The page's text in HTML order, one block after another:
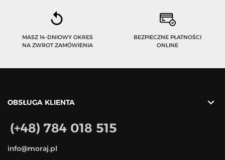
MASZ 14-DNIOWY OKRES
NA ZWROT ZAMÓWIENIA
BEZPIECZNE PŁATNOŚCI
ONLINE
OBSŁUGA KLIENTA 
(+48) 784 018 515
info@moraj.pl